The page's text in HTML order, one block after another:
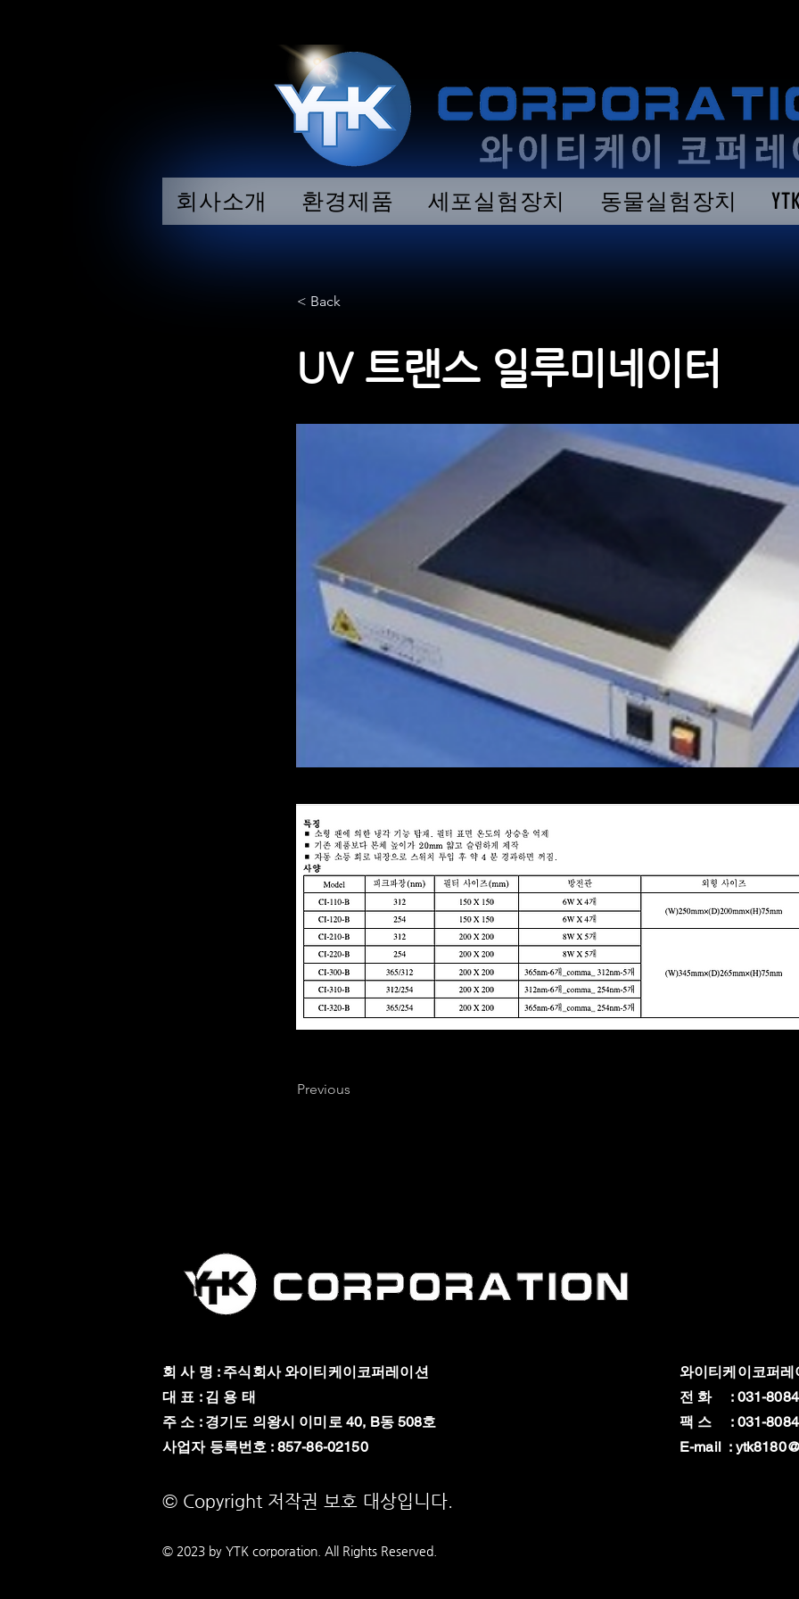
회사소개 환경제품 세포실험장치 동물실험장치
< Back
UV 트랜스 일루미네이터
Previous
회 사 명 : 주식회사 와이티케이코퍼레이션
대 표 : 김 용 태
주 소 : 경기도 의왕시 이미로 40, B동 508호
​사업자 등록번호 : 857-86-02150
와이티케이코퍼레
전 화 : 031-
팩 스 : 031-
E-mail :
© Copyright 저작권 보호 대상입니다.
© 2023 by YTK corporation. All Rights Reserved.